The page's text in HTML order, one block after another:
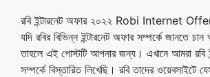
রবি ইন্টারনেট অফার ২০২২ Robi Internet
যদি রবির বিভিন্ন ইন্টারনেট অফার সম্পর্কে জানতে
তাহলে এই পোস্টটি আপনার জন্য। এখানে আমরা রবি
সম্পর্কে বিস্তারিত লিখেছি। রবি তাদের ওয়েবসাইটে